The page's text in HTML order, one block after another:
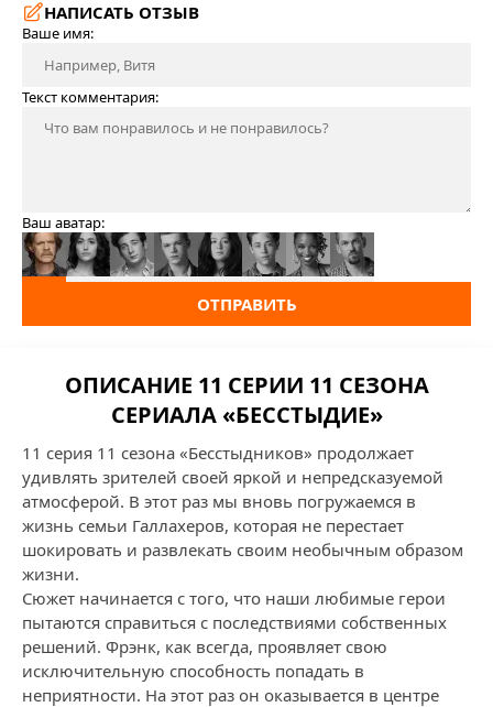
НАПИСАТЬ ОТЗЫВ
Ваше имя:
Текст комментария:
Ваш аватар:
ОТПРАВИТЬ
ОПИСАНИЕ 11 СЕРИИ 11 СЕЗОНА
СЕРИАЛА «БЕССТЫДИЕ»
11 серия 11 сезона «Бесстыдников» продолжает
удивлять зрителей своей яркой и непредсказуемой
атмосферой. В этот раз мы вновь погружаемся в
жизнь семьи Галлахеров, которая не перестает
шокировать и развлекать своим необычным образом
жизни.
Сюжет начинается с того, что наши любимые герои
пытаются справиться с последствиями собственных
решений. Фрэнк, как всегда, проявляет свою
исключительную способность попадать в
неприятности. На этот раз он оказывается в центре